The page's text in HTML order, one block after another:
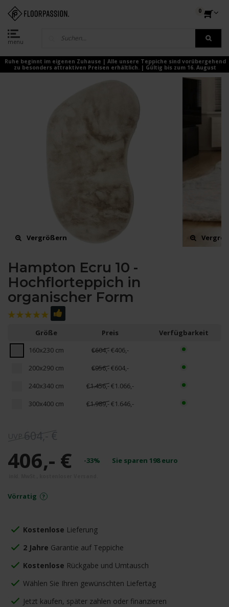
menu
0
Ruhe beginnt im eigenen Zuhause | Alle unsere Teppiche sind vorübergehend
zu besonders attraktiven Preisen erhältlich. | Gültig bis zum 16. August
Vergrößern
Hampton Ecru 10 -
Hochflorteppich in
organischer Form
Größe Preis
Verfügbarkeit
160x230 cm
€604,-€406,-
200x290 cm
€956,-€604,-
240x340 cm
€1.456,-€1.066,-
300x400 cm
€1.989,-€1.646,-
604,- €
406,- € -33% Sie sparen 198euro
Vörratig
Kostenlose Lieferung
2 Jahre Garantie auf Teppiche
Kostenlose Rückgabe und Umtausch
Wählen Sie Ihren gewünschten Liefertag
Jetzt kaufen, später zahlen oder finanzieren